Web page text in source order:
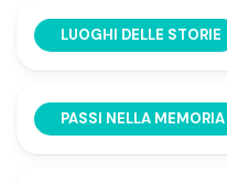
LUOGHI DELLE STORIE
PASSI NELLA MEMORIA